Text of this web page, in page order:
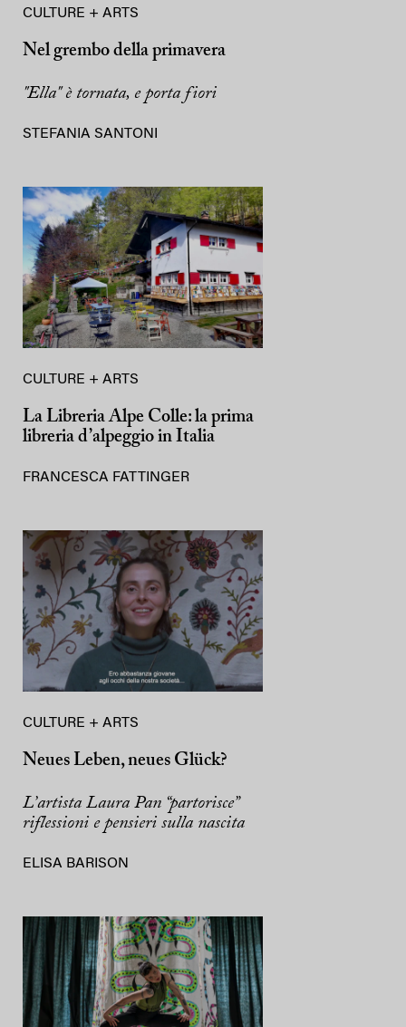
CULTURE + ARTS
Nel grembo della primavera
"Ella" è tornata, e porta fiori
STEFANIA SANTONI
CULTURE + ARTS
La Libreria Alpe Colle: la prima
libreria d’alpeggio in Italia
FRANCESCA FATTINGER
CULTURE + ARTS
Neues Leben, neues Glück?
L’artista Laura Pan “partorisce”
riflessioni e pensieri sulla nascita
ELISA BARISON